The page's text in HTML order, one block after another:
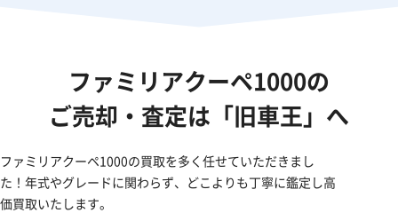
ファミリアクーペ1000の
ご売却・査定は「旧車王」へ
ファミリアクーペ1000の買取を多く任せていただきまし
た！年式やグレードに関わらず、どこよりも丁寧に鑑定し高
価買取いたします。